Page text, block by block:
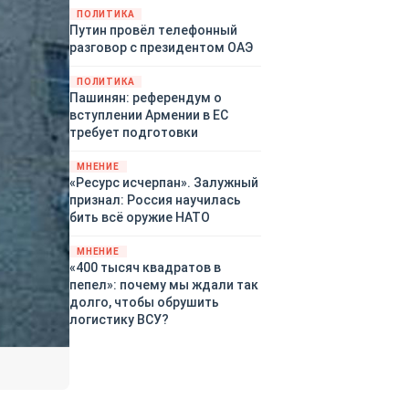
закупленное ранее оружие.
Также американская
администрация скидывает на
киевского режима оружием,
которое стремится продавать
всем новым снабженцам.
Однако часто возникают
предположения о возможном
«сменщике» американцев на
этом позорном посту.
Рассмотрим, кто же рвётся на
ПОЛИТИКА
Путин провёл телефонный
разговор с президентом ОАЭ
ПОЛИТИКА
Пашинян: референдум о
вступлении Армении в ЕС
требует подготовки
МНЕНИЕ
«Ресурс исчерпан». Залужный
признал: Россия научилась
бить всё оружие НАТО
МНЕНИЕ
«400 тысяч квадратов в
пепел»: почему мы ждали так
долго, чтобы обрушить
логистику ВСУ?